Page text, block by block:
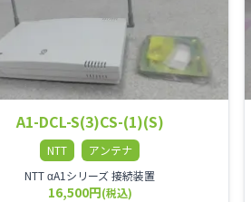
A1-DCL-S(3)CS-(1)(S)
NTT
アンテナ
NTT αA1シリーズ 接続装置
16,500円(税込)